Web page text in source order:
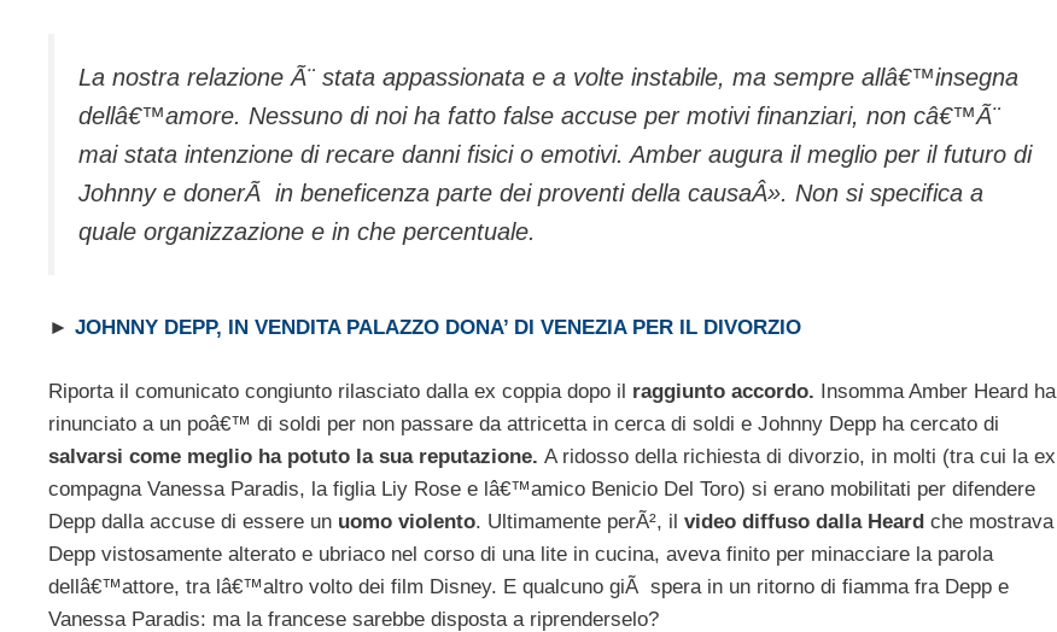
La nostra relazione Ã¨ stata appassionata e a volte instabile, ma sempre allâ€™insegna
dellâ€™amore. Nessuno di noi ha fatto false accuse per motivi finanziari, non câ€™Ã¨
mai stata intenzione di recare danni fisici o emotivi. Amber augura il meglio per il futuro di
Johnny e donerÃ in beneficenza parte dei proventi della causaÂ». Non si specifica a
quale organizzazione e in che percentuale.
► JOHNNY DEPP, IN VENDITA PALAZZO DONA’ DI VENEZIA PER IL DIVORZIO
Riporta il comunicato congiunto rilasciato dalla ex coppia dopo il raggiunto accordo. Insomma Amber Heard ha
rinunciato a un poâ€™ di soldi per non passare da attricetta in cerca di soldi e Johnny Depp ha cercato di
salvarsi come meglio ha potuto la sua reputazione. A ridosso della richiesta di divorzio, in molti (tra cui la ex
compagna Vanessa Paradis, la figlia Liy Rose e lâ€™amico Benicio Del Toro) si erano mobilitati per difendere
Depp dalla accuse di essere un uomo violento. Ultimamente perÃ², il video diffuso dalla Heard che mostrava
Depp vistosamente alterato e ubriaco nel corso di una lite in cucina, aveva finito per minacciare la parola
dellâ€™attore, tra lâ€™altro volto dei film Disney. E qualcuno giÃ spera in un ritorno di fiamma fra Depp e
Vanessa Paradis: ma la francese sarebbe disposta a riprenderselo?